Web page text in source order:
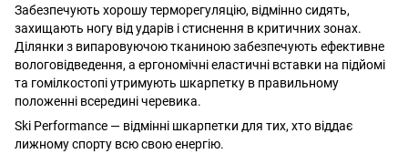
Забезпечують хорошу терморегуляцію, відмінно сидять,
захищають ногу від ударів і стиснення в критичних зонах.
Ділянки з випаровуючою тканиною забезпечують ефективне
вологовідведення, а ергономічні еластичні вставки на підйомі
та гомілкостопі утримують шкарпетку в правильному
положенні всередині черевика.
Ski Performance — відмінні шкарпетки для тих, хто віддає
лижному спорту всю свою енергію.